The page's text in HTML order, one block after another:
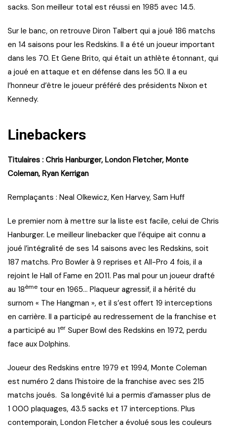
sacks. Son meilleur total est réussi en 1985 avec 14.5.
Sur le banc, on retrouve Diron Talbert qui a joué 186 matchs
en 14 saisons pour les Redskins. Il a été un joueur important
dans les 70. Et Gene Brito, qui était un athlète étonnant, qui
a joué en attaque et en défense dans les 50. Il a eu
l’honneur d’être le joueur préféré des présidents Nixon et
Kennedy.
Linebackers
Titulaires : Chris Hanburger, London Fletcher, Monte
Coleman, Ryan Kerrigan
Remplaçants : Neal Olkewicz, Ken Harvey, Sam Huff
Le premier nom à mettre sur la liste est facile, celui de Chris
Hanburger. Le meilleur linebacker que l’équipe ait connu a
joué l’intégralité de ses 14 saisons avec les Redskins, soit
187 matchs. Pro Bowler à 9 reprises et All-Pro 4 fois, il a
rejoint le Hall of Fame en 2011. Pas mal pour un joueur drafté
au 18ème tour en 1965… Plaqueur agressif, il a hérité du
surnom « The Hangman », et il s’est offert 19 interceptions
en carrière. Il a participé au redressement de la franchise et
a participé au 1er Super Bowl des Redskins en 1972, perdu
face aux Dolphins.
Joueur des Redskins entre 1979 et 1994, Monte Coleman
est numéro 2 dans l’histoire de la franchise avec ses 215
matchs joués. Sa longévité lui a permis d’amasser plus de
1 000 plaquages, 43.5 sacks et 17 interceptions. Plus
contemporain, London Fletcher a évolué sous les couleurs